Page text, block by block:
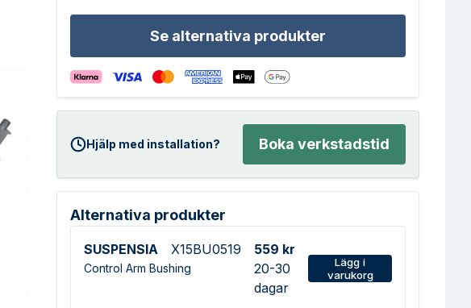
Se alternativa produkter
Hjälp med installation? Boka verkstadstid
Alternativa produkter
SUSPENSIA X15BU0519
Control Arm Bushing
559 kr
20-30
dagar
Lägg i
varukorg